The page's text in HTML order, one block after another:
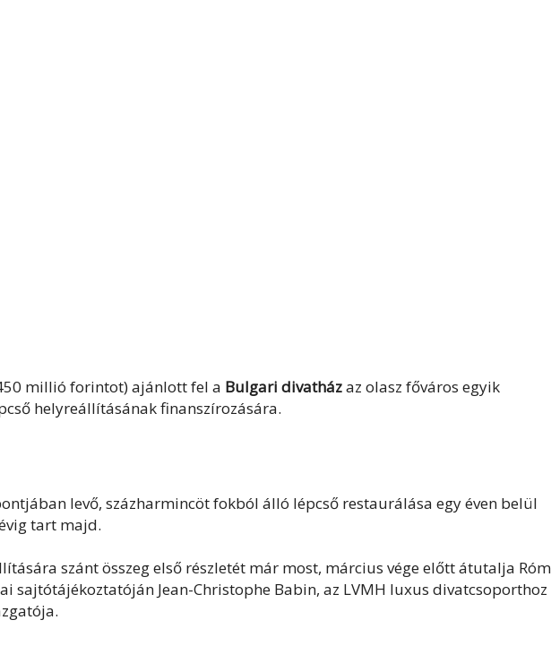
millió forintot) ajánlott fel a Bulgari divatházaz olasz főváros egyik
helyreállításának finanszírozására.
levő, százharmincöt fokból álló lépcső restaurálása egy éven belül
tart majd.
szánt összeg első részletét már most, március vége előtt átutalja
sajtótájékoztatóján Jean-Christophe Babin, az LVMH luxus divatcsoporthoz